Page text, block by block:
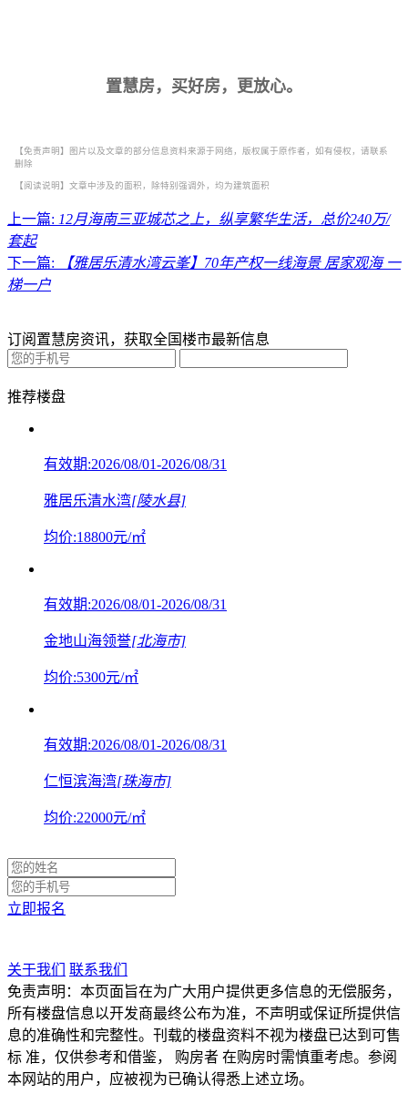
置慧房，买好房，更放心。
【免责声明】图片以及文章的部分信息资料来源于网络，版权属于原作者，如有侵权，请联系
删除
【阅读说明】文章中涉及的面积，除特别强调外，均为建筑面积
上一篇: 12月海南三亚城芯之上，纵享繁华生活，总价240万/
套起
下一篇:
【雅居乐清水湾云峯】70年产权一线海景 居家观海 一
梯一户
订阅置慧房资讯，获取全国楼市最新信息
推荐楼盘
有效期:2026/08/01-2026/08/31
雅居乐清水湾[陵水县]
均价:18800元/㎡
有效期:2026/08/01-2026/08/31
金地山海领誉[北海市]
均价:5300元/㎡
有效期:2026/08/01-2026/08/31
仁恒滨海湾[珠海市]
均价:22000元/㎡
立即报名
关于我们
联系我们
免责声明：本页面旨在为广大用户提供更多信息的无偿服务，
所有楼盘信息以开发商最终公布为准，不声明或保证所提供信
息的准确性和完整性。刊载的楼盘资料不视为楼盘已达到可售
标 准，仅供参考和借鉴， 购房者 在购房时需慎重考虑。参阅
本网站的用户，应被视为已确认得悉上述立场。